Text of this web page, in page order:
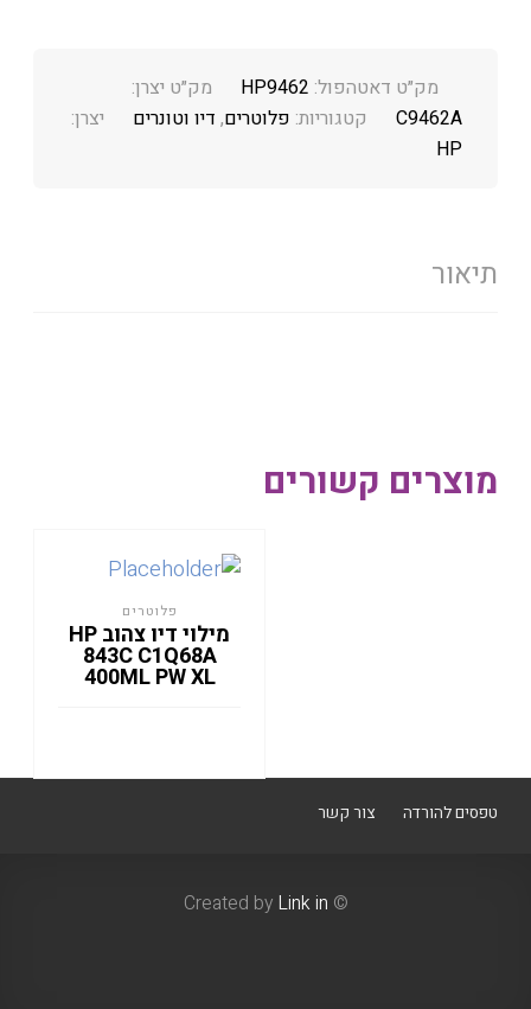
מק״ט דאטהפול: HP9462
מק״ט יצרן:
C9462A
קטגוריות: פלוטרים, דיו וטונרים
יצרן:
HP
תיאור
מוצרים קשורים
פלוטרים
מילוי דיו צהוב HP
843C C1Q68A
400ML PW XL
טפסים להורדה צור קשר
© Created by
Link in